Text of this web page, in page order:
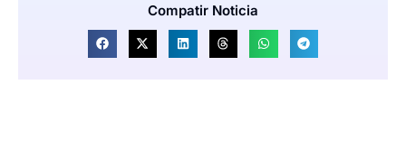
Compatir Noticia